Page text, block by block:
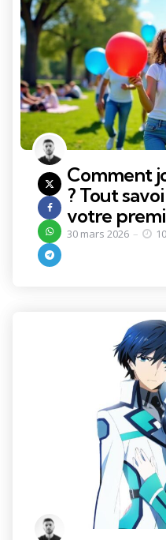
Comment
? Tout
votre
30 mars 2026